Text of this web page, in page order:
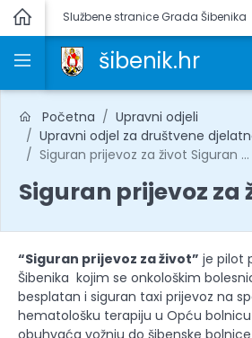
Službene stranice Grada Šibenika
šibenik.hr
Početna
Upravni odjeli
Upravni odjel za društvene
Siguran prijevoz za život Siguran ...
Siguran prijevoz za
“Siguran prijevoz za život” je pilot
Šibenika kojim se onkološkim
besplatan i siguran taxi prijevoz na
hematološku terapiju u Opću bolnicu
obuhvaća vožnju do šibenske